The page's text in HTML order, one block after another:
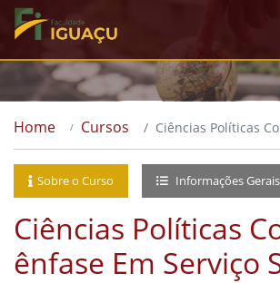
Home Cursos Ciências Políticas
Sobre o Curso Informações Gerais
Ciências Políticas
ênfase Em Serviço